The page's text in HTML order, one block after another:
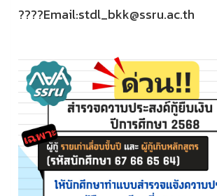
????Email:stdl_bkk@ssru.ac.th